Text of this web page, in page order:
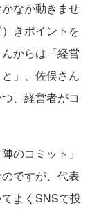
なか動きませ
きポイントを
からは「経営
」、佐俣さん
、経営者がコ
のコミット」
ですが、代表
よくSNSで投